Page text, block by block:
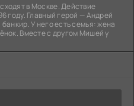
в Москве. Действие
году. Главный герой — Андрей
У него есть семья: жена
Вместе с другом Мишей у